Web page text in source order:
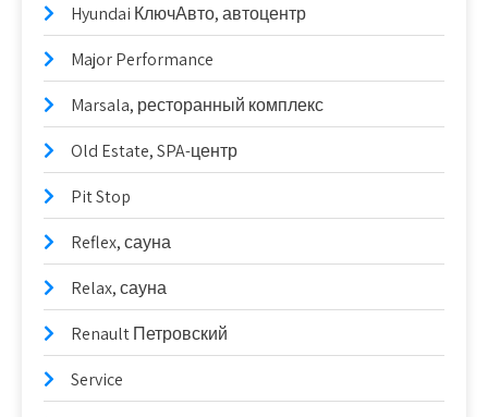
Hyundai КлючАвто, автоцентр
Major Performance
Marsala, ресторанный комплекс
Old Estate, SPA-центр
Pit Stop
Reflex, сауна
Relax, сауна
Renault Петровский
Service